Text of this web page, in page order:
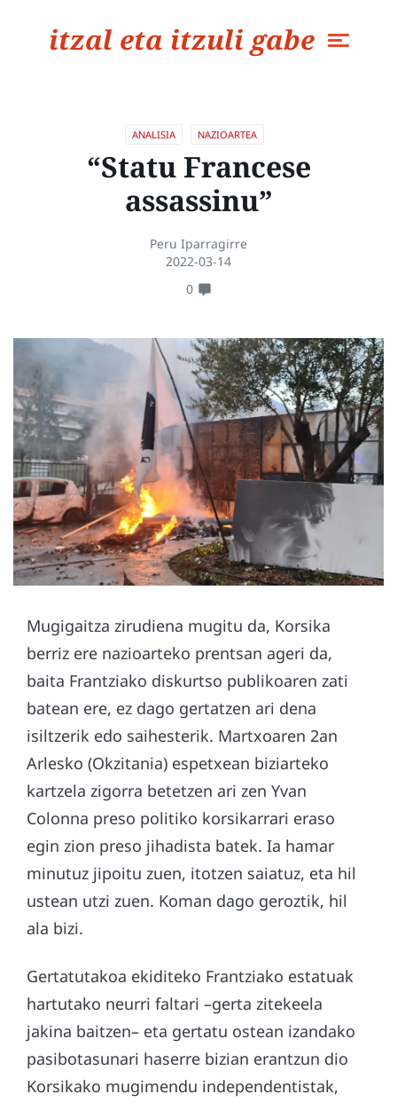
itzal eta itzuli gabe
ANALISIA NAZIOARTEA
“Statu Francese
assassinu”
Peru Iparragirre
2022-03-14
0
Mugigaitza zirudiena mugitu da, Korsika
berriz ere nazioarteko prentsan ageri da,
baita Frantziako diskurtso publikoaren zati
batean ere, ez dago gertatzen ari dena
isiltzerik edo saihesterik. Martxoaren 2an
Arlesko (Okzitania) espetxean biziarteko
kartzela zigorra betetzen ari zen Yvan
Colonna preso politiko korsikarrari eraso
egin zion preso jihadista batek. Ia hamar
minutuz jipoitu zuen, itotzen saiatuz, eta hil
ustean utzi zuen. Koman dago geroztik, hil
ala bizi.
Gertatutakoa ekiditeko Frantziako estatuak
hartutako neurri faltari –gerta zitekeela
jakina baitzen– eta gertatu ostean izandako
pasibotasunari haserre bizian erantzun dio
Korsikako mugimendu independentistak,